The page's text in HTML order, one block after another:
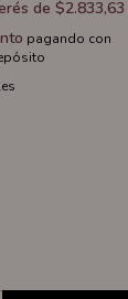
de $2.833,63
pagando con